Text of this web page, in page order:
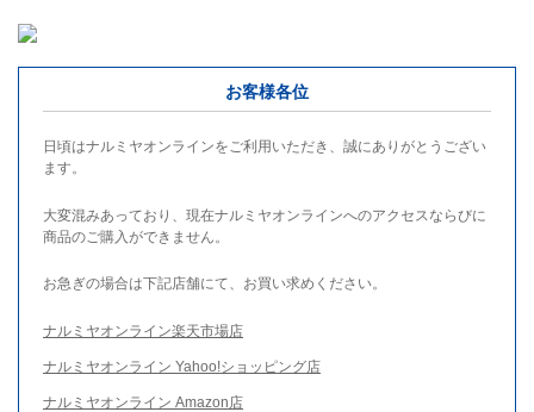
お客様各位
日頃はナルミヤオンラインをご利用いただき、誠にありがとうござい
ます。
大変混みあっており、現在ナルミヤオンラインへのアクセスならびに
商品のご購入ができません。
お急ぎの場合は下記店舗にて、お買い求めください。
ナルミヤオンライン楽天市場店
ナルミヤオンライン Yahoo!ショッピング店
ナルミヤオンライン Amazon店